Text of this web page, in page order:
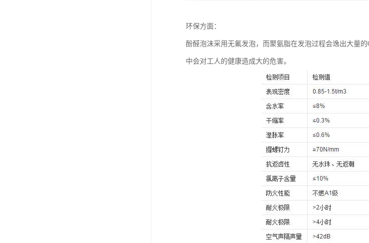
环保方面：
酚醛泡沫采用无氟发泡，而聚氨脂在发泡过程会逸出大量
中会对工人的健康造成大的危害。